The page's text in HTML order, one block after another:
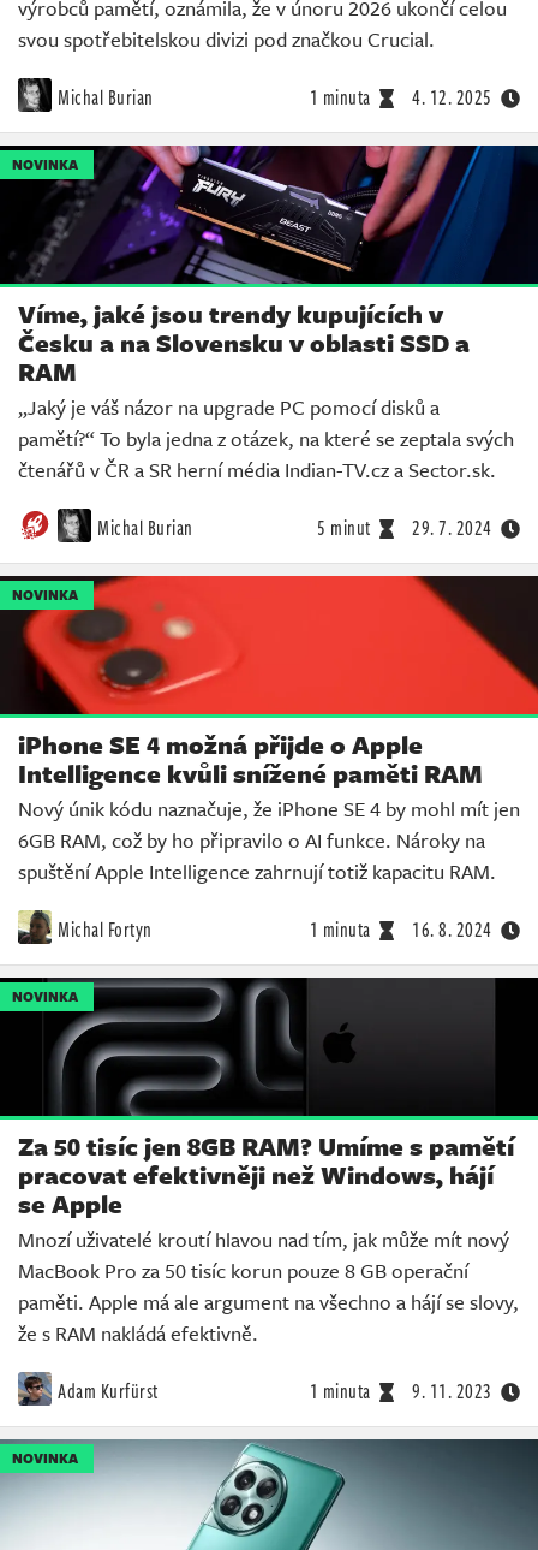
výrobců pamětí, oznámila, že v únoru 2026 ukončí celou
svou spotřebitelskou divizi pod značkou Crucial.
Michal Burian 1 minuta 4. 12. 2025
NOVINKA
Víme, jaké jsou trendy kupujících v
Česku a na Slovensku v oblasti SSD a
RAM
„Jaký je váš názor na upgrade PC pomocí disků a
pamětí?“ To byla jedna z otázek, na které se zeptala svých
čtenářů v ČR a SR herní média Indian-TV.cz a Sector.sk.
Michal Burian 5 minut 29. 7. 2024
NOVINKA
iPhone SE 4 možná přijde o Apple
Intelligence kvůli snížené paměti RAM
Nový únik kódu naznačuje, že iPhone SE 4 by mohl mít jen
6GB RAM, což by ho připravilo o AI funkce. Nároky na
spuštění Apple Intelligence zahrnují totiž kapacitu RAM.
Michal Fortyn 1 minuta 16. 8. 2024
NOVINKA
Za 50 tisíc jen 8GB RAM? Umíme s pamětí
pracovat efektivněji než Windows, hájí
se Apple
Mnozí uživatelé kroutí hlavou nad tím, jak může mít nový
MacBook Pro za 50 tisíc korun pouze 8 GB operační
paměti. Apple má ale argument na všechno a hájí se slovy,
že s RAM nakládá efektivně.
Adam Kurfürst 1 minuta 9. 11. 2023
NOVINKA